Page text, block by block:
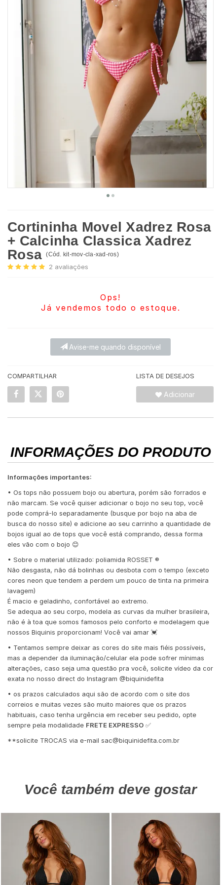
Cortininha Movel Xadrez Rosa
+ Calcinha Classica Xadrez
Rosa(Cód. kit-mov-cla-xad-ros)
2 avaliações
Ops!
Já vendemos todo o estoque.
Avise-me quando disponível
COMPARTILHAR LISTA DE DESEJOS
Adicionar
INFORMAÇÕES DO PRODUTO
Informações importantes:
• Os tops não possuem bojo ou abertura, porém são forrados e
não marcam. Se você quiser adicionar o bojo no seu top, você
pode comprá-lo separadamente (busque por bojo na aba de
busca do nosso site) e adicione ao seu carrinho a quantidade de
bojos igual ao de tops que você está comprando, dessa forma
eles vão com o bojo 😊
• Sobre o material utilizado: poliamida ROSSET ®️
Não desgasta, não dá bolinhas ou desbota com o tempo (exceto
cores neon que tendem a perdem um pouco de tinta na primeira
lavagem)
É macio e geladinho, confortável ao extremo.
Se adequa ao seu corpo, modela as curvas da mulher brasileira,
não é à toa que somos famosos pelo conforto e modelagem que
nossos Biquinis proporcionam! Você vai amar 💓
• Tentamos sempre deixar as cores do site mais fiéis possíveis,
mas a depender da iluminação/celular ela pode sofrer mínimas
alterações, caso seja uma questão pra você, solicite vídeo da cor
exata no nosso direct do Instagram @biquinidefita
• os prazos calculados aqui são de acordo com o site dos
correios e muitas vezes são muito maiores que os prazos
habituais, caso tenha urgência em receber seu pedido, opte
sempre pela modalidade FRETE EXPRESSO ✅
**solicite TROCAS via e-mail sac@biquinidefita.com.br
Você também deve gostar